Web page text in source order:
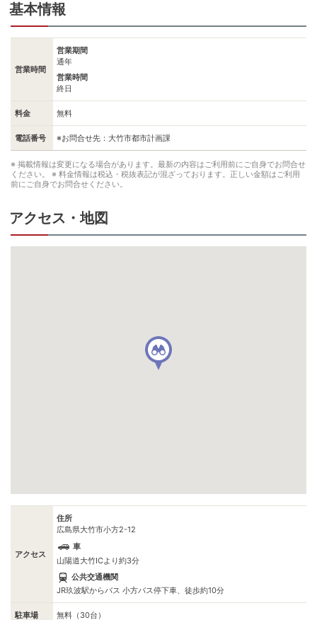
基本情報
営業時間
営業期間
通年
営業時間
終日
料金 無料
電話番号 ※お問合せ先：大竹市都市計画課
※ 掲載情報は変更になる場合があります。最新の内容はご利用前にご自身でお問合せ
ください。
※ 料金情報は税込・税抜表記が混ざっております。正しい金額はご利用
前にご自身でお問合せください。
アクセス・地図
アクセス
住所
広島県大竹市小方2-12
車
山陽道大竹ICより約3分
公共交通機関
JR玖波駅からバス 小方バス停下車、徒歩約10分
駐車場 無料（30台）